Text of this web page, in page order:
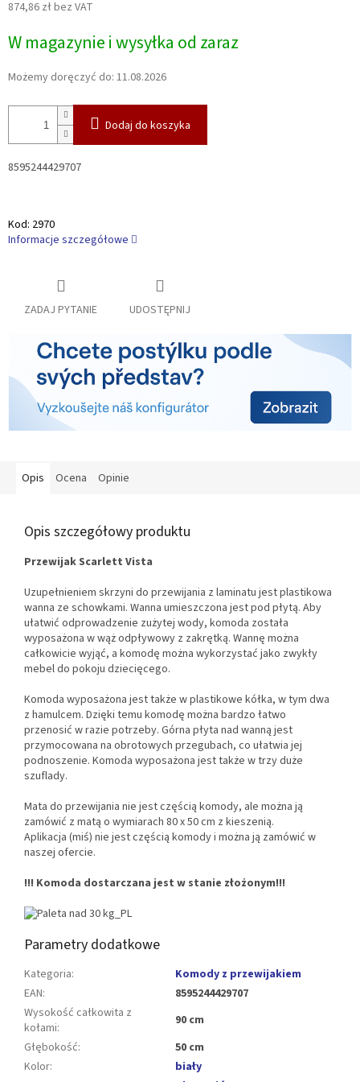
874,86 zł bez VAT
jednostkowa:
W magazynie i wysyłka od zaraz
Możemy doręczyć do: 11.08.2026
Dodaj do koszyka
8595244429707
Kod: 2970
Informacje szczegółowe
ZADAJ PYTANIE UDOSTĘPNIJ
Opis Ocena Opinie
Opis szczegółowy produktu
Przewijak Scarlett Vista
Uzupełnieniem skrzyni do przewijania z laminatu jest plastikowa
wanna ze schowkami. Wanna umieszczona jest pod płytą. Aby
ułatwić odprowadzenie zużytej wody, komoda została
wyposażona w wąż odpływowy z zakrętką. Wannę można
całkowicie wyjąć, a komodę można wykorzystać jako zwykły
mebel do pokoju dziecięcego.
Komoda wyposażona jest także w plastikowe kółka, w tym dwa
z hamulcem. Dzięki temu komodę można bardzo łatwo
przenosić w razie potrzeby. Górna płyta nad wanną jest
przymocowana na obrotowych przegubach, co ułatwia jej
podnoszenie. Komoda wyposażona jest także w trzy duże
szuflady.
Mata do przewijania nie jest częścią komody, ale można ją
zamówić z matą o wymiarach 80 x 50 cm z kieszenią.
Aplikacja (miś) nie jest częścią komody i można ją zamówić w
naszej ofercie.
!!! Komoda dostarczana jest w stanie złożonym!!!
Parametry dodatkowe
Kategoria:
Komody z przewijakiem
EAN:
8595244429707
Wysokość całkowita z
kołami:
90 cm
Głębokość:
50 cm
Kolor:
biały